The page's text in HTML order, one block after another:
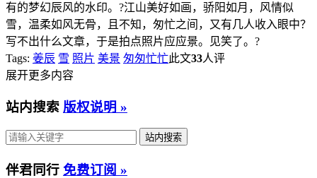
有的梦幻辰风的水印。?江山美好如画，骄阳如月，风情似
雪，温柔如风无骨，且不知，匆忙之间，又有几人收入眼中？
写不出什么文章，于是拍点照片应应景。见笑了。?
Tags: 姜辰 雪 照片 美景 匆匆忙忙此文33人评
展开更多内容
站内搜索 版权说明 »
伴君同行 免费订阅 »